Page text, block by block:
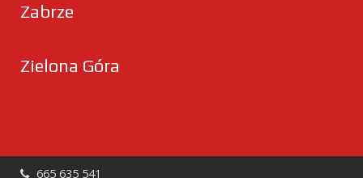
Zabrze
Zielona Góra
665 635 541